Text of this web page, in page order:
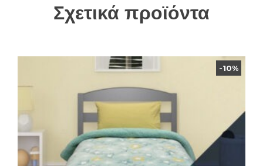
Σχετικά προϊόντα
-10%